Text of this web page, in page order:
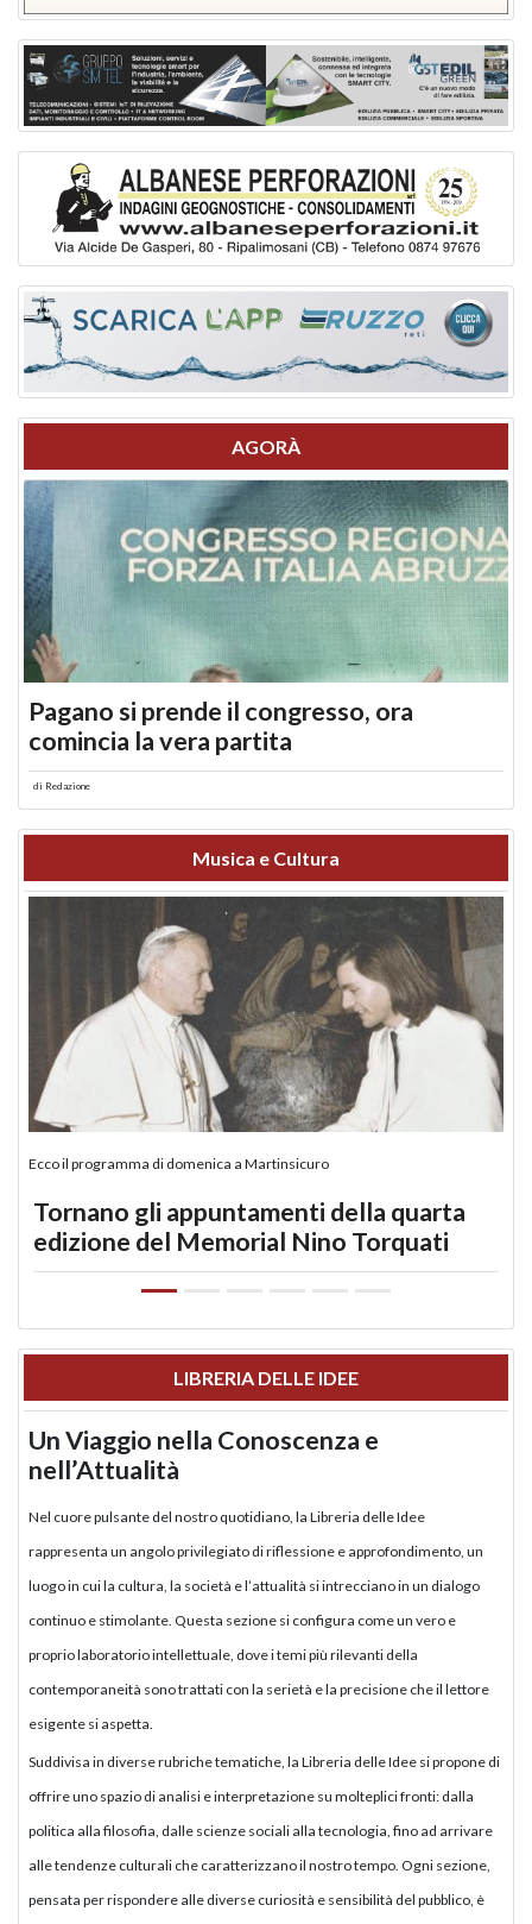
AGORÀ
Pagano si prende il congresso, ora
comincia la vera partita
di Redazione
Musica e Cultura
Ecco il programma di domenica a Martinsicuro
Tornano gli appuntamenti della quarta
edizione del Memorial Nino Torquati
LIBRERIA DELLE IDEE
Un Viaggio nella Conoscenza e
nell’Attualità
Nel cuore pulsante del nostro quotidiano, la Libreria delle Idee
rappresenta un angolo privilegiato di riflessione e approfondimento, un
luogo in cui la cultura, la società e l’attualità si intrecciano in un dialogo
continuo e stimolante. Questa sezione si configura come un vero e
proprio laboratorio intellettuale, dove i temi più rilevanti della
contemporaneità sono trattati con la serietà e la precisione che il lettore
esigente si aspetta.
Suddivisa in diverse rubriche tematiche, la Libreria delle Idee si propone di
offrire uno spazio di analisi e interpretazione su molteplici fronti: dalla
politica alla filosofia, dalle scienze sociali alla tecnologia, fino ad arrivare
alle tendenze culturali che caratterizzano il nostro tempo. Ogni sezione,
pensata per rispondere alle diverse curiosità e sensibilità del pubblico, è